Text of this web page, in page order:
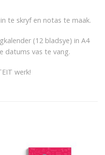
te skryf en notas te maak.
(12 bladsye) in A4
datums vas te vang.
werk!